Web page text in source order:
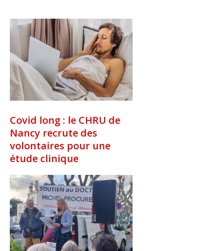
Covid long : le CHRU de
Nancy recrute des
volontaires pour une
étude clinique